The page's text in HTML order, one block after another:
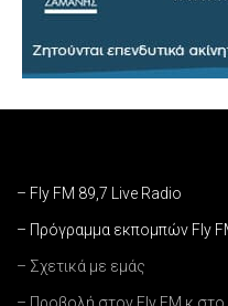
– Fly FM 89,7 Live Radio
– Πρόγραμμα εκπομπών Fly
– Σχετικά με εμάς
– Προβολή στον Fly FM κ